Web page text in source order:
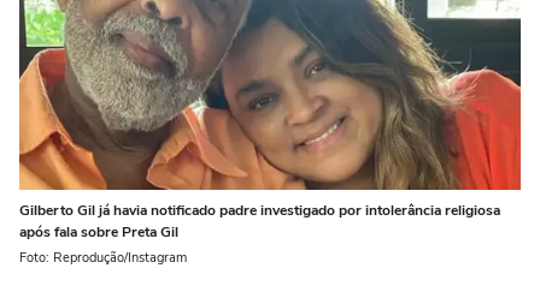
Gilberto Gil já havia notificado padre investigado por intolerância religiosa
após fala sobre Preta Gil
Foto: Reprodução/Instagram